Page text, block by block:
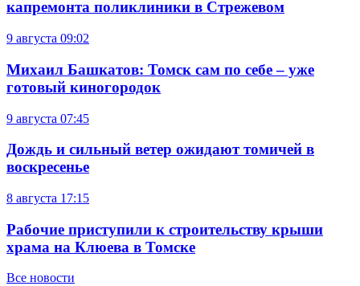
капремонта поликлиники в Стрежевом
9 августа 09:02
Михаил Башкатов: Томск сам по себе – уже
готовый киногородок
9 августа 07:45
Дождь и сильный ветер ожидают томичей в
воскресенье
8 августа 17:15
Рабочие приступили к строительству крыши
храма на Клюева в Томске
Все новости